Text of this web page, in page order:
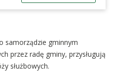
samorządzie gminnym
przez radę gminy, przysługują
służbowych.